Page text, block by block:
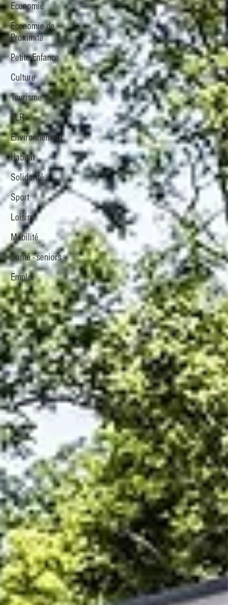
Economie
Economie de
Proximité
Petite Enfance
Culture
Tourisme
PLR
Environnement
Habitat
Solidarité
Sport
Loisirs
Mobilité
Santé - seniors
Emploi